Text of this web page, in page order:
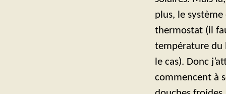
plus, le
thermostat (il
température du
le cas). Donc
commencent à